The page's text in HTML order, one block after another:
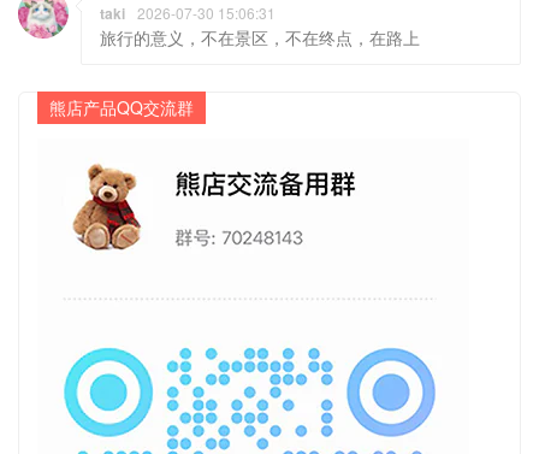
taki 2026-07-30 15:06:31
旅行的意义，不在景区，不在终点，在路上
熊店产品QQ交流群